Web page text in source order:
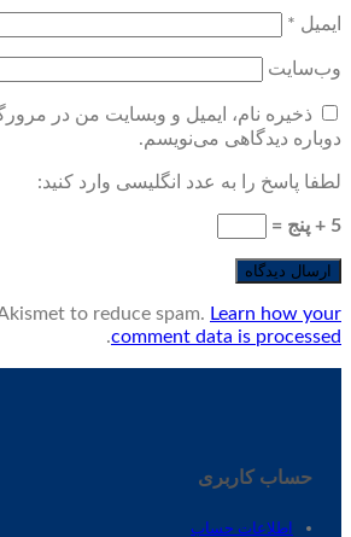
ایمیل *
وب‌سایت
ذخیره نام، ایمیل و وبسایت من در
دوباره دیدگاهی می‌نویسم.
لطفا پاسخ را به عدد انگلیسی وارد کنید:
5 + پنج =
to reduce spam. Learn how your
comment data is processed
.
حساب کاربری
اطلاعات حساب